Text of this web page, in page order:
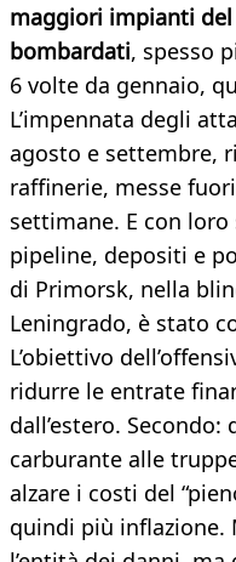
maggiori impianti del
bombardati, spesso
6 volte da gennaio,
L’impennata degli
agosto e settembre,
raffinerie, messe
settimane. E con
pipeline, depositi e
di Primorsk, nella
Leningrado, è stato
L’obiettivo
ridurre le entrate
dall’estero.
carburante alle
alzare i costi del
quindi più inflazione.